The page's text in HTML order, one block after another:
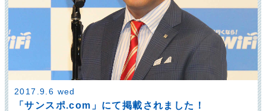
2017.9.6 wed
「サンスポ.com」にて掲載されました！